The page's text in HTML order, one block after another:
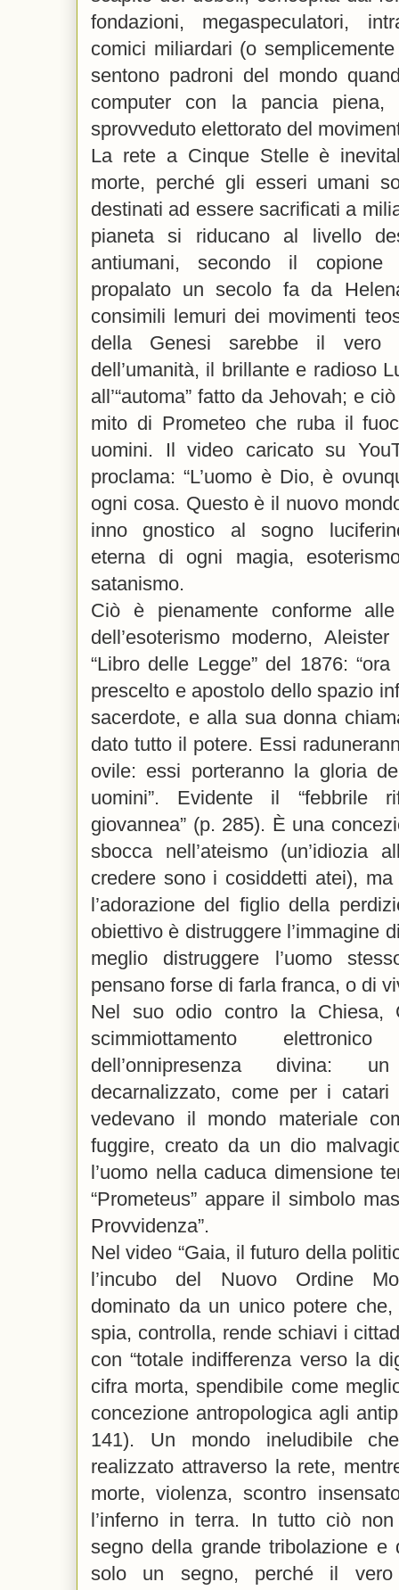
fondazioni, megaspeculatori,
comici miliardari (o
sentono padroni del mondo
computer con la pancia
sprovveduto elettorato del
La rete a Cinque Stelle è
morte, perché gli esseri umani
destinati ad essere sacrificati a
pianeta si riducano al livello
antiumani, secondo il copione
propalato un secolo fa da
consimili lemuri dei movimenti
della Genesi sarebbe il vero
dell’umanità, il brillante e radioso
all’“automa” fatto da Jehovah; e
mito di Prometeo che ruba il
uomini. Il video caricato su
proclama: “L’uomo è Dio, è
ogni cosa. Questo è il nuovo
inno gnostico al sogno
eterna di ogni magia,
satanismo.
Ciò è pienamente conforme
dell’esoterismo moderno,
“Libro delle Legge” del 1876:
prescelto e apostolo dello spazio
sacerdote, e alla sua donna
dato tutto il potere. Essi
ovile: essi porteranno la gloria
uomini”. Evidente il “febbrile
giovannea” (p. 285). È una
sbocca nell’ateismo
credere sono i cosiddetti atei),
l’adorazione del figlio della
obiettivo è distruggere l’immagine
meglio distruggere l’uomo
pensano forse di farla franca, o di
Nel suo odio contro la Chiesa,
scimmiottamento
dell’onnipresenza divina:
decarnalizzato, come per i
vedevano il mondo materiale
fuggire, creato da un dio
l’uomo nella caduca dimensione
“Prometeus” appare il simbolo
Provvidenza”.
Nel video “Gaia, il futuro della
l’incubo del Nuovo Ordine
dominato da un unico potere che,
spia, controlla, rende schiavi i
con “totale indifferenza verso la
cifra morta, spendibile come
concezione antropologica agli
141). Un mondo ineludibile
realizzato attraverso la rete,
morte, violenza, scontro
l’inferno in terra. In tutto ciò
segno della grande tribolazione e
solo un segno, perché il vero